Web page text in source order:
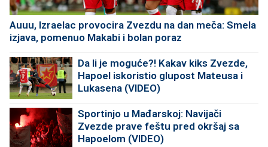
Auuu, Izraelac provocira Zvezdu na dan meča: Smela
izjava, pomenuo Makabi i bolan poraz
Da li je moguće?! Kakav kiks Zvezde,
Hapoel iskoristio glupost Mateusa i
Lukasena (VIDEO)
Sportinjo u Mađarskoj: Navijači
Zvezde prave feštu pred okršaj sa
Hapoelom (VIDEO)